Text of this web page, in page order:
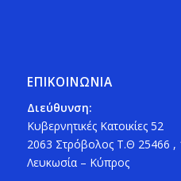
ΕΠΙΚΟΙΝΩΝΙΑ
Διεύθυνση:
Κυβερνητικές Κατοικίες 52
2063 Στρόβολος Τ.Θ 25466 ,
Λευκωσία – Κύπρος